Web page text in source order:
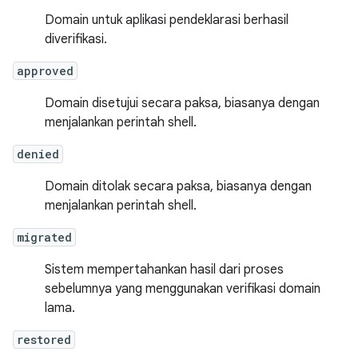
Domain untuk aplikasi pendeklarasi berhasil
diverifikasi.
approved
Domain disetujui secara paksa, biasanya dengan
menjalankan perintah shell.
denied
Domain ditolak secara paksa, biasanya dengan
menjalankan perintah shell.
migrated
Sistem mempertahankan hasil dari proses
sebelumnya yang menggunakan verifikasi domain
lama.
restored